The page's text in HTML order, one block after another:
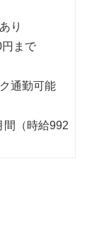
り
まで
通勤可能
間（時給992